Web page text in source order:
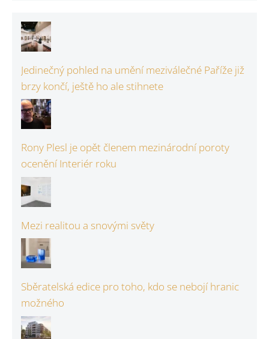
Jedinečný pohled na umění meziválečné Paříže již
brzy končí, ještě ho ale stihnete
Rony Plesl je opět členem mezinárodní poroty
ocenění Interiér roku
Mezi realitou a snovými světy
Sběratelská edice pro toho, kdo se nebojí hranic
možného